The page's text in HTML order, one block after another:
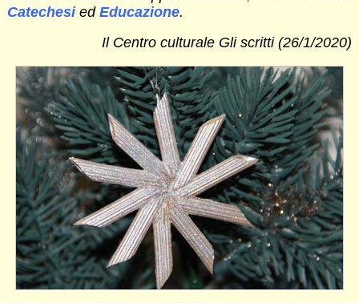
Catechesied Educazione.
Il Centro culturale Gli scritti (26/1/2020)